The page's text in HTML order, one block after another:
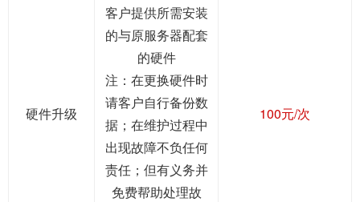
硬件升级
客户提供所需安装
的与原服务器配套
的硬件
注：在更换硬件时
请客户自行备份数
据；在维护过程中
出现故障不负任何
责任；但有义务并
免费帮助处理故
100元/次